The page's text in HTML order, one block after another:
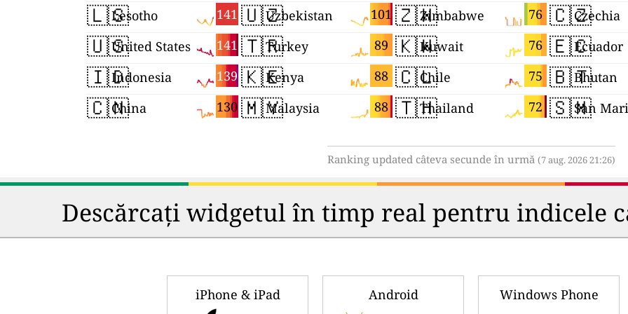
🇱🇸 141
Lesotho
🇺🇸 141
United States
🇮🇩 139
Indonesia
🇨🇳 130
China
🇺🇿 101
Uzbekistan
🇹🇷 89
Turkey
🇰🇪 88
Kenya
🇲🇾 88
Malaysia
🇿🇼 76
Zimbabwe
🇰🇼 76
Kuwait
🇨🇱 75
Chile
🇹🇭 72
Thailand
🇨🇿Czechia
🇪🇨Ecuador
🇧🇹Bhutan
🇸🇲
San
Ranking updated câteva secunde în urmă (7 aug. 2026 21:26)
Descărcați widgetul în timp real pentru indicele
iPhone & iPad Android Windows Phone